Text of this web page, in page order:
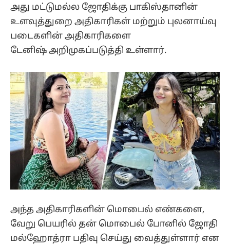
அது மட்டுமல்ல ஜோதிக்கு பாகிஸ்தானின்
உளவுத்துறை அதிகாரிகள் மற்றும் புலனாய்வு
படைகளின் அதிகாரிகளை
டேனிஷ் அறிமுகப்படுத்தி உள்ளார்.
அந்த அதிகாரிகளின் மொபைல் எண்களை,
வேறு பெயரில் தன் மொபைல் போனில் ஜோதி
மல்ஹோத்ரா பதிவு செய்து வைத்துள்ளார் என